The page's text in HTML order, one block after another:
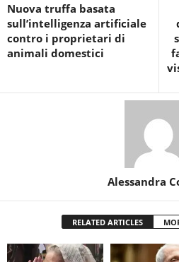
Nuova truffa basata
sull’intelligenza artificiale
contro i proprietari di
animali domestici
Alessandra
RELATED ARTICLES